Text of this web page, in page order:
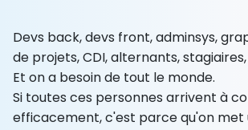
Devs back, devs front, adminsys,
de projets, CDI, alternants,
Et on a besoin de tout le monde.
Si toutes ces personnes arrivent à
efficacement, c'est parce qu'on met